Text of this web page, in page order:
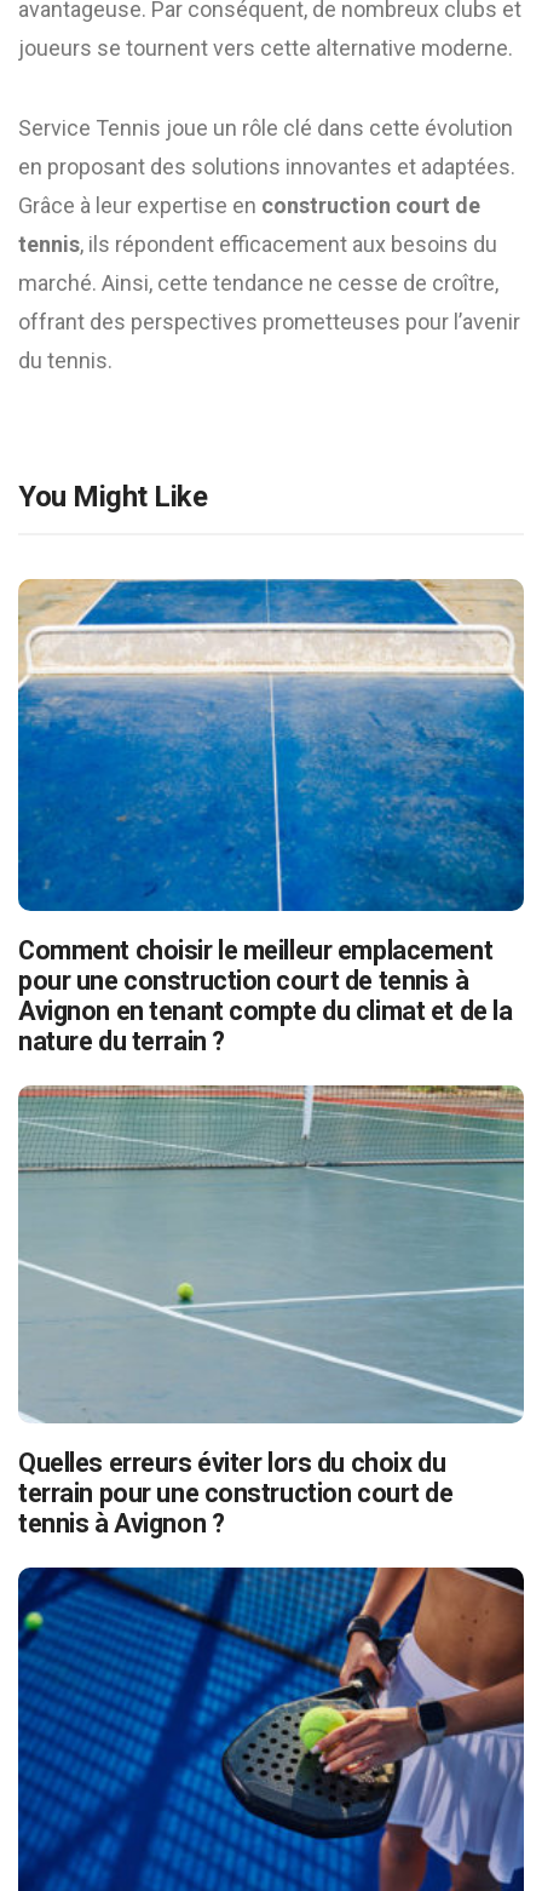
avantageuse. Par conséquent, de nombreux clubs et
joueurs se tournent vers cette alternative moderne.
Service Tennis joue un rôle clé dans cette évolution
en proposant des solutions innovantes et adaptées.
Grâce à leur expertise en construction court de
tennis, ils répondent efficacement aux besoins du
marché. Ainsi, cette tendance ne cesse de croître,
offrant des perspectives prometteuses pour l’avenir
du tennis.
You Might Like
Comment choisir le meilleur emplacement
pour une construction court de tennis à
Avignon en tenant compte du climat et de la
nature du terrain ?
Quelles erreurs éviter lors du choix du
terrain pour une construction court de
tennis à Avignon ?